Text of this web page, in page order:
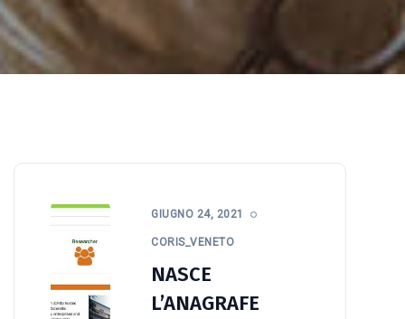
GIUGNO 24, 2021
CORIS_VENETO
NASCE
L’ANAGRAFE